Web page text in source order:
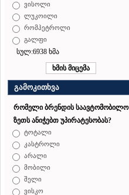
ვისოლი
ლუკოილი
რომპეტროლი
გალფი
სულ:6938 ხმა
გამოკითხვა
რომელი ბრენდის საავტომობილო
ზეთს ანიჭებთ უპირატესობას?
ტოტალი
კასტროლი
არალი
მობილი
შელი
ვისკო